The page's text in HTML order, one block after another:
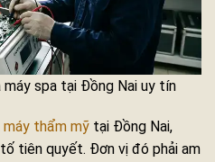
spa tại Đồng Nai uy tín
máy thẩm mỹ tại Đồng Nai,
tiên quyết. Đơn vị đó phải am